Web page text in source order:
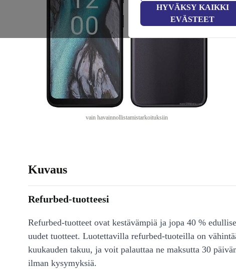
HYVÄKSY KAIKKI
EVÄSTEET
vain havainnollistamistarkoituksiin
Kuvaus
Refurbed-tuotteesi
Refurbed-tuotteet ovat kestävämpiä ja jopa 40 %
uudet tuotteet. Luotettavilla refurbed-tuoteilla on
kuukauden takuu, ja voit palauttaa ne maksutta 30
ilman kysymyksiä.